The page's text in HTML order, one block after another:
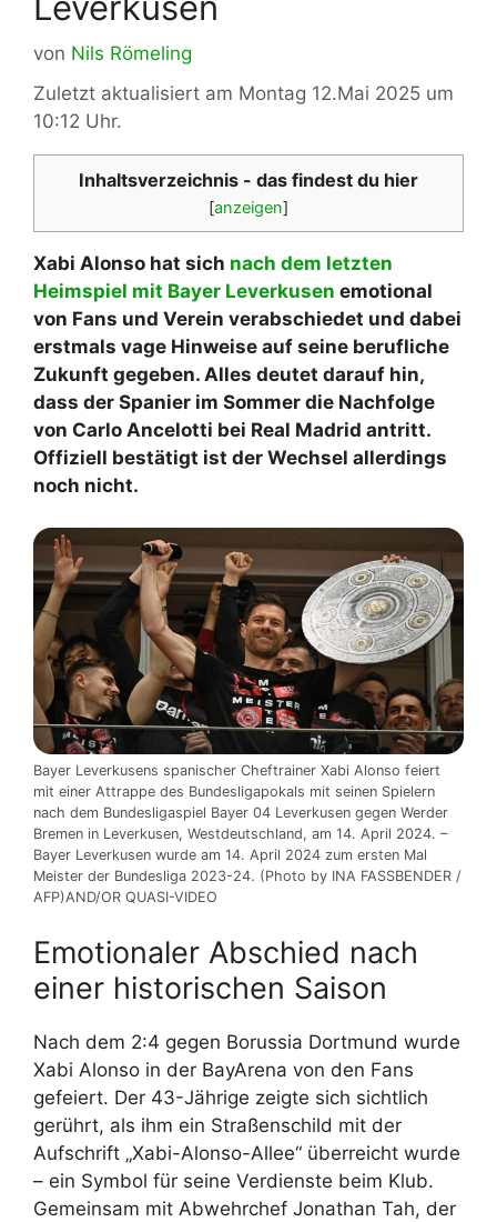
von Nils Römeling
Zuletzt aktualisiert am Montag 12.Mai 2025 um
10:12 Uhr.
Inhaltsverzeichnis - das findest du hier
[anzeigen]
Xabi Alonso hat sich nach dem letzten
Heimspiel mit Bayer Leverkusen emotional
von Fans und Verein verabschiedet und dabei
erstmals vage Hinweise auf seine berufliche
Zukunft gegeben. Alles deutet darauf hin,
dass der Spanier im Sommer die Nachfolge
von Carlo Ancelotti bei Real Madrid antritt.
Offiziell bestätigt ist der Wechsel allerdings
noch nicht.
Bayer Leverkusens spanischer Cheftrainer Xabi Alonso feiert
mit einer Attrappe des Bundesligapokals mit seinen Spielern
nach dem Bundesligaspiel Bayer 04 Leverkusen gegen Werder
Bremen in Leverkusen, Westdeutschland, am 14. April 2024. –
Bayer Leverkusen wurde am 14. April 2024 zum ersten Mal
Meister der Bundesliga 2023-24. (Photo by INA FASSBENDER /
AFP)AND/OR QUASI-VIDEO
Emotionaler Abschied nach
einer historischen Saison
Nach dem 2:4 gegen Borussia Dortmund wurde
Xabi Alonso in der BayArena von den Fans
gefeiert. Der 43-Jährige zeigte sich sichtlich
gerührt, als ihm ein Straßenschild mit der
Aufschrift „Xabi-Alonso-Allee“ überreicht wurde
– ein Symbol für seine Verdienste beim Klub.
Gemeinsam mit Abwehrchef Jonathan Tah, der